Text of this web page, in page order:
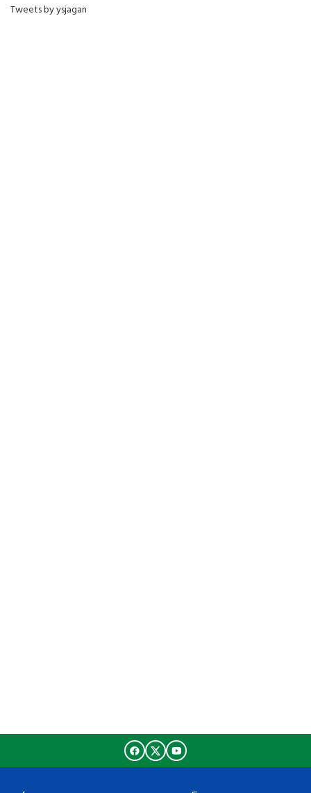
Tweets by ysjagan